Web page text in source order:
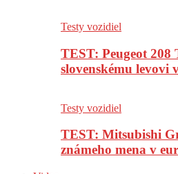
Testy vozidiel
TEST: Peugeot
slovenskému levovi
Testy vozidiel
TEST: Mitsubishi
známeho mena v